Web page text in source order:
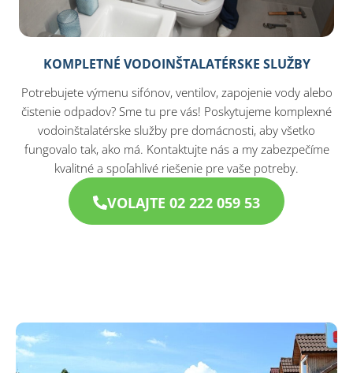
KOMPLETNÉ VODOINŠTALATÉRSKE SLUŽBY
Potrebujete výmenu sifónov, ventilov, zapojenie vody alebo
čistenie odpadov? Sme tu pre vás! Poskytujeme komplexné
vodoinštalatérske služby pre domácnosti, aby všetko
fungovalo tak, ako má. Kontaktujte nás a my zabezpečíme
kvalitné a spoľahlivé riešenie pre vaše potreby.
VOLAJTE 02 222 059 53